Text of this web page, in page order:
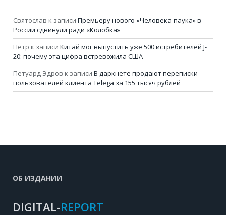
Святослав к записи Премьеру нового «Человека-паука» в
России сдвинули ради «Колобка»
Петр к записи Китай мог выпустить уже 500 истребителей J-
20: почему эта цифра встревожила США
Петуард Эдров к записи В даркнете продают переписки
пользователей клиента Telega за 155 тысяч рублей
ОБ ИЗДАНИИ
DIGITAL-REPORT